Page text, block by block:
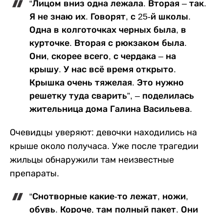
“Лицом вниз одна лежала. Вторая – так.
Я не знаю их. Говорят, с 25-й школы.
Одна в колготочках черных была, в
курточке. Вторая с рюкзаком была.
Они, скорее всего, с чердака – на
крышу. У нас всё время открыто.
Крышка очень тяжелая. Это нужно
решетку туда сварить”, – поделилась
жительница дома Галина Васильева.
Очевидцы уверяют: девочки находились на
крыше около получаса. Уже после трагедии
жильцы обнаружили там неизвестные
препараты.
“Снотворные какие-то лежат, ножи,
обувь. Короче, там полный пакет. Они